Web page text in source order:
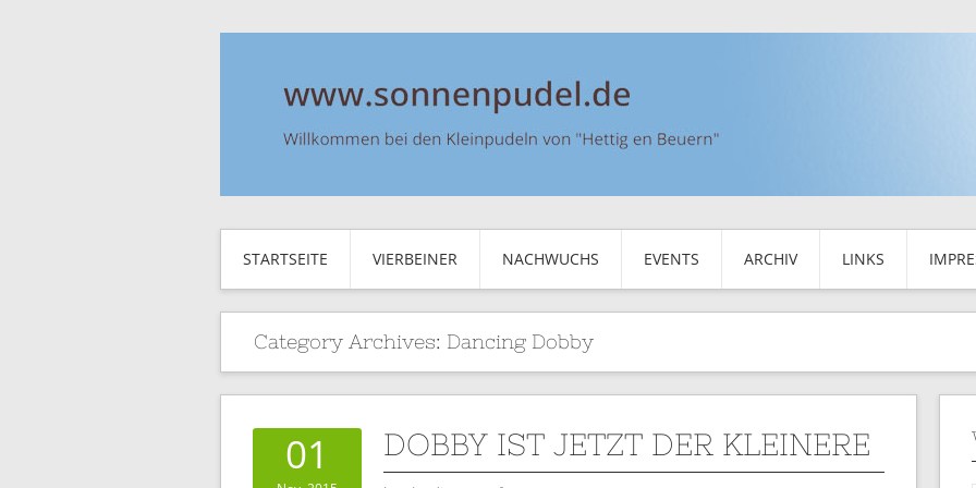
STARTSEITE VIERBEINER NACHWUCHS EVENTS ARCHIV LINKS
Category Archives: Dancing Dobby
01 DOBBY IST JETZT DER KLEINERE